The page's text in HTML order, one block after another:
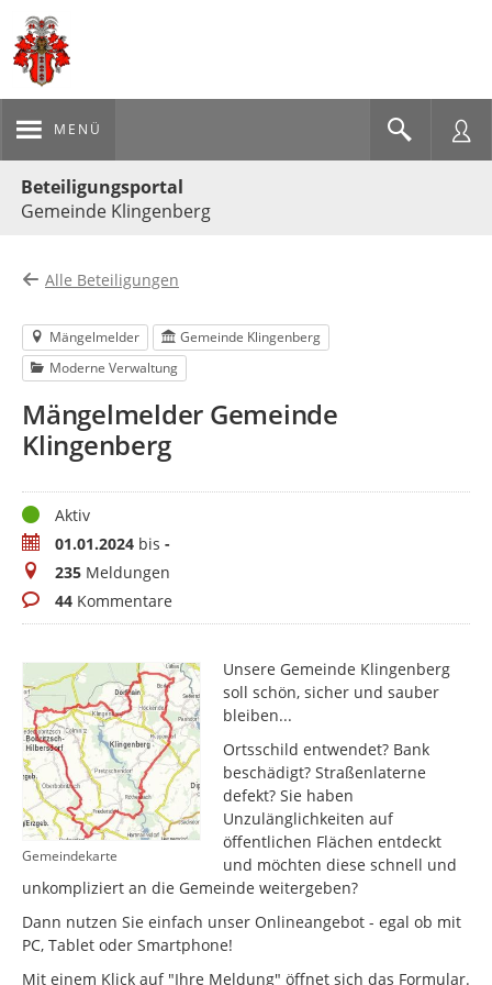
MENÜ
Beteiligungsportal
Gemeinde Klingenberg
Alle Beteiligungen
Mängelmelder
Gemeinde Klingenberg
Moderne Verwaltung
Mängelmelder Gemeinde
Klingenberg
StatusAktiv
Zeitraum01.01.2024 bis -
Meldungen
235 Meldungen
Kommentare
44 Kommentare
Gemeindekarte
Unsere Gemeinde Klingenberg
soll schön, sicher und sauber
bleiben...
Ortsschild entwendet? Bank
beschädigt? Straßenlaterne
defekt? Sie haben
Unzulänglichkeiten auf
öffentlichen Flächen entdeckt
und möchten diese schnell und
unkompliziert an die Gemeinde weitergeben?
Dann nutzen Sie einfach unser Onlineangebot - egal ob mit
PC, Tablet oder Smartphone!
Mit einem Klick auf "Ihre Meldung" öffnet sich das Formular.